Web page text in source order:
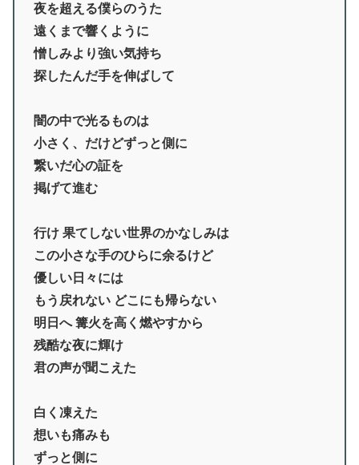
夜を超える僕らのうた
遠くまで響くように
憎しみより強い気持ち
探したんだ手を伸ばして
闇の中で光るものは
小さく、だけどずっと側に
繋いだ心の証を
掲げて進む
行け 果てしない世界のかなしみは
この小さな手のひらに余るけど
優しい日々には
もう戻れない どこにも帰らない
明日へ 篝火を高く燃やすから
残酷な夜に輝け
君の声が聞こえた
白く凍えた
想いも痛みも
ずっと側に